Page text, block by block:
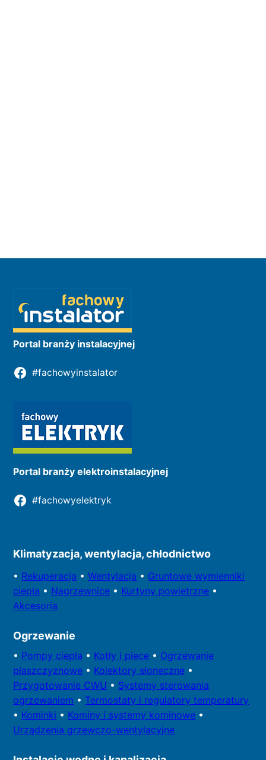
Portal branży instalacyjnej
#fachowyinstalator
Portal branży elektroinstalacyjnej
#fachowyelektryk
Klimatyzacja, wentylacja, chłodnictwo
• Rekuperacja •Wentylacja • Gruntowe wymienniki
ciepła • Nagrzewnice • Kurtyny powietrzne •
Akcesoria
Ogrzewanie
• Pompy ciepła • Kotły i piece • Ogrzewanie
płaszczyznowe • Kolektory słoneczne •
Przygotowanie CWU • Systemy sterowania
ogrzewaniem • Termostaty i regulatory temperatury
• Kominki • Kominy i systemy kominowe •
Urządzenia grzewczo-wentylacyjne